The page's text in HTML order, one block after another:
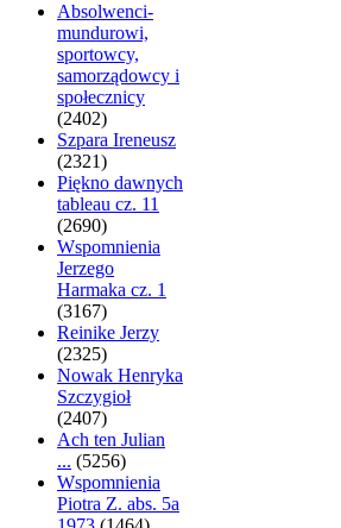
Absolwenci-
mundurowi,
sportowcy,
samorządowcy i
społecznicy
(2402)
Szpara Ireneusz
(2321)
Piękno dawnych
tableau cz. 11
(2690)
Wspomnienia
Jerzego
Harmaka cz. 1
(3167)
Reinike Jerzy
(2325)
Nowak Henryka
Szczygioł
(2407)
Ach ten Julian
... (5256)
Wspomnienia
Piotra Z. abs. 5a